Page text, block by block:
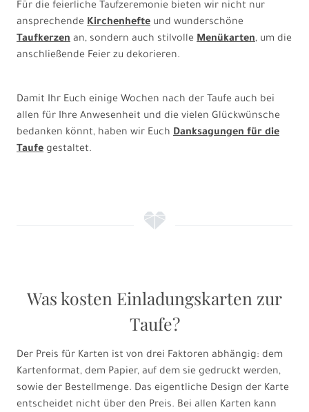
Für die feierliche Taufzeremonie bieten wir nicht nur
ansprechende Kirchenhefte und wunderschöne
Taufkerzen an, sondern auch stilvolle Menükarten, um die
anschließende Feier zu dekorieren.
Damit Ihr Euch einige Wochen nach der Taufe auch bei
allen für Ihre Anwesenheit und die vielen Glückwünsche
bedanken könnt, haben wir Euch Danksagungen für die
Taufe gestaltet.
f
Was kosten Einladungskarten zur
Taufe?
Der Preis für Karten ist von drei Faktoren abhängig: dem
Kartenformat, dem Papier, auf dem sie gedruckt werden,
sowie der Bestellmenge. Das eigentliche Design der Karte
entscheidet nicht über den Preis. Bei allen Karten kann